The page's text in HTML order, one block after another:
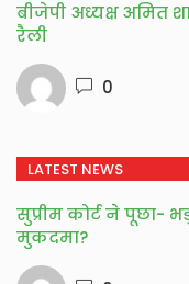
बीजेपी अध्यक्ष अमित
रैली
0
LATEST NEWS
सुप्रीम कोर्ट ने पूछा-
मुकदमा?